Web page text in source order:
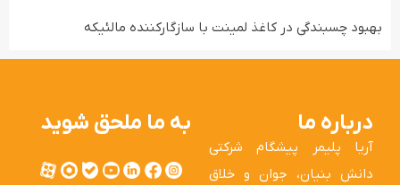
بهبود چسبندگی در کاغذ لمینت با سازگارکننده مالئیکه
درباره ما
آریا پلیمر پیشگام شرکتی
دانش بنیان، جوان و خلاق
به ما ملحق شوید